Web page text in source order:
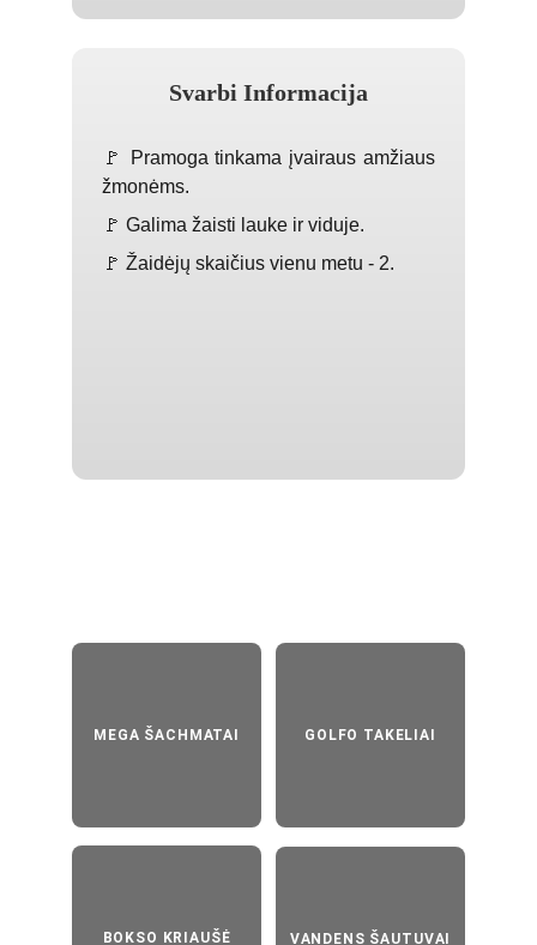
Svarbi Informacija
🚩 Pramoga tinkama įvairaus amžiaus
žmonėms.
🚩 Galima žaisti lauke ir viduje.
🚩 Žaidėjų skaičius vienu metu - 2.
MEGA ŠACHMATAI
VANDENS ŠAUTUVAI
GOLFO TAKELIAI
BOKSO KRIAUŠĖ